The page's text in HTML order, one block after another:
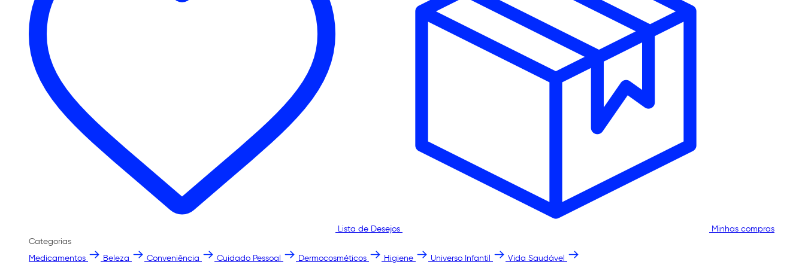
Lista de Desejos
Minhas compras
Categorias
Medicamentos
Beleza Conveniência Cuidado Pessoal Dermocosméticos Higiene Universo Infantil Vida Saudável